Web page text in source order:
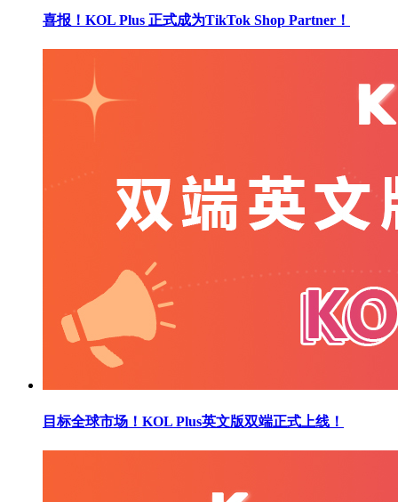
喜报！KOL Plus 正式成为TikTok Shop Partner！
目标全球市场！KOL Plus英文版双端正式上线！